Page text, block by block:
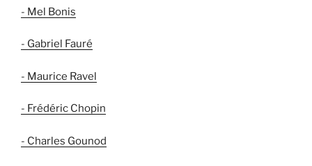
- Mel Bonis
- Gabriel Fauré
- Maurice Ravel
- Frédéric Chopin
- Charles Gounod